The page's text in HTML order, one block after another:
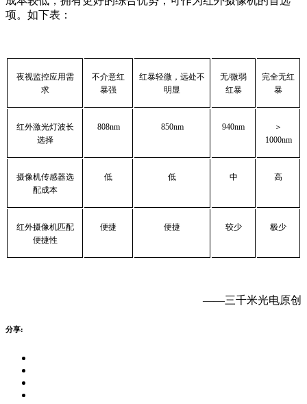
项。如下表：
夜视监控应用需
求
不介意红
暴强
红暴轻微，远处不
明显
无/微弱
红暴
完全无红
暴
红外激光灯波长
选择
808nm 850nm 940nm
＞
1000nm
摄像机传感器选
配成本
低 低 中 高
红外摄像机匹配
便捷性
便捷 便捷 较少 极少
——三千米光电原创
分享: